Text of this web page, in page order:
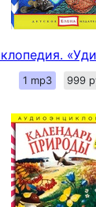
1 mp3 999